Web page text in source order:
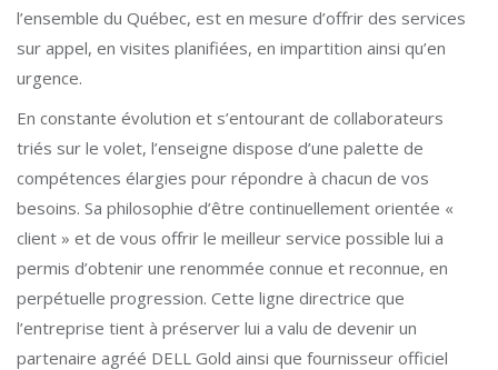
l’ensemble du Québec, est en mesure d’offrir des services
sur appel, en visites planifiées, en impartition ainsi qu’en
urgence.
En constante évolution et s’entourant de collaborateurs
triés sur le volet, l’enseigne dispose d’une palette de
compétences élargies pour répondre à chacun de vos
besoins. Sa philosophie d’être continuellement orientée «
client » et de vous offrir le meilleur service possible lui a
permis d’obtenir une renommée connue et reconnue, en
perpétuelle progression. Cette ligne directrice que
l’entreprise tient à préserver lui a valu de devenir un
partenaire agréé DELL Gold ainsi que fournisseur officiel